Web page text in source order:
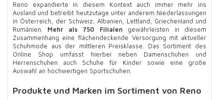
Reno expandierte in diesem Kontext auch immer mehr ins
Ausland und betreibt heutzutage unter anderem Niederlassungen
in Österreich, der Schweiz, Albanien, Lettland, Griechenland und
Rumänien. Mehr als 750 Filialen gewährleisten in diesem
Zusammenhang eine flächendeckende Versorgung mit aktueller
Schuhmode aus der mittleren Preisklasse. Das Sortiment des
Online Shop umfasst hierbei neben Damenschuhen und
Herrenschuhen auch Schuhe für Kinder sowie eine große
Auswahl an hochwertigen Sportschuhen.
Produkte und Marken im Sortiment von Reno